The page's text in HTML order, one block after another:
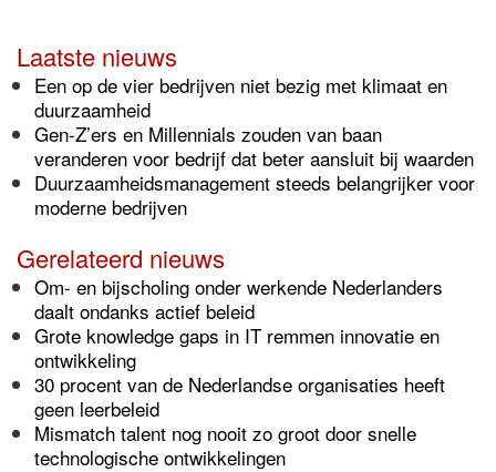
Laatste nieuws
Een op de vier bedrijven niet bezig met klimaat en
duurzaamheid
Gen-Z’ers en Millennials zouden van baan
veranderen voor bedrijf dat beter aansluit bij waarden
Duurzaamheidsmanagement steeds belangrijker voor
moderne bedrijven
Gerelateerd nieuws
Om- en bijscholing onder werkende Nederlanders
daalt ondanks actief beleid
Grote knowledge gaps in IT remmen innovatie en
ontwikkeling
30 procent van de Nederlandse organisaties heeft
geen leerbeleid
Mismatch talent nog nooit zo groot door snelle
technologische ontwikkelingen